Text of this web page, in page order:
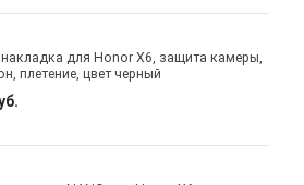
для Honor X6, защита камеры,
плетение, цвет черный